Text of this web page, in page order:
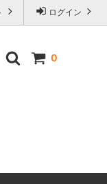
ログイン
0